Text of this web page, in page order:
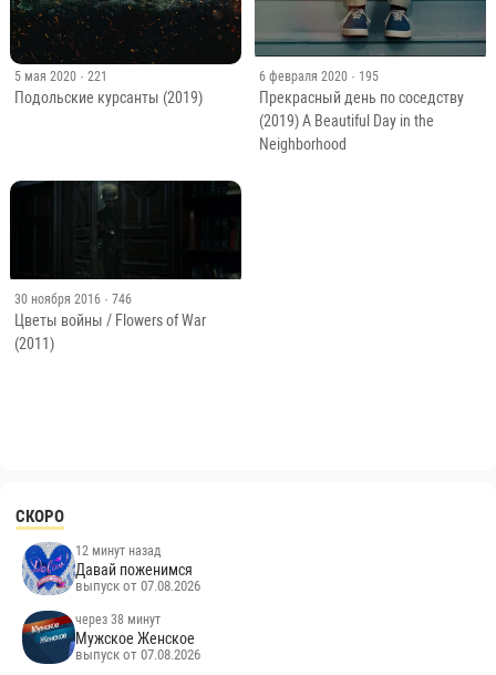
5 мая 2020 · 221
Подольские курсанты (2019)
6 февраля 2020 · 195
Прекрасный день по соседству
(2019) A Beautiful Day in the
Neighborhood
30 ноября 2016 · 746
Цветы войны / Flowers of War
(2011)
СКОРО
12 минут назад
Давай поженимся
выпуск от 07.08.2026
через 38 минут
Мужское Женское
выпуск от 07.08.2026